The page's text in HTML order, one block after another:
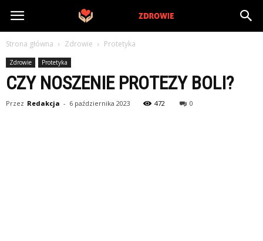
PrywatneZdrowie.pl
Strona główna Zdrowie Protetyka
Zdrowie Protetyka
CZY NOSZENIE PROTEZY BOLI?
Przez Redakcja - 6 października 2023 472 0